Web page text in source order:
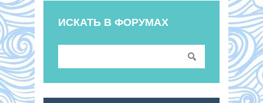
ИСКАТЬ В ФОРУМАХ